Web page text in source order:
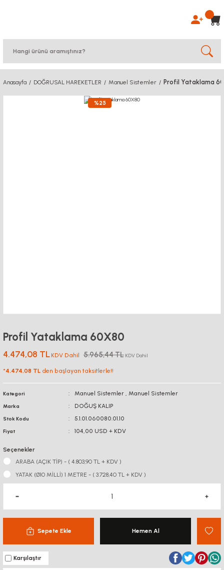
Anasayfa DOĞRUSAL HAREKETLER Manuel Sistemler Profil Yataklama
%25
Profil Yataklama 60X80
4.474,08 TL KDV Dahil 5.965,44 TL KDV Dahil
*4.474,08 TL den başlayan taksitlerle!!
Kategori Manuel Sistemler , Manuel Sistemler
Marka DOĞUŞ KALIP
Stok Kodu 5.1.01.060080.01.10
Fiyat 104,00 USD + KDV
Seçenekler
ARABA (AÇIK TİP) - ( 4.803,90 TL + KDV )
YATAK (Ø10 MİLLİ) 1 METRE - ( 3.728,40 TL + KDV )
Sepete Ekle Hemen Al
Karşılaştır